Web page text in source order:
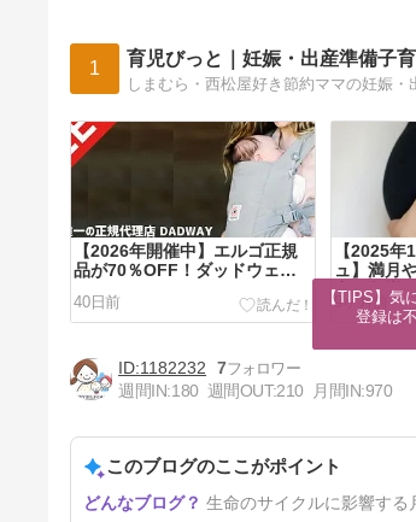
1 育児びっと｜妊娠・出産準備子
しまむら・西松屋好き節約ママの妊娠
【2026年開催中】エルゴ正規
品が70％OFF！ダッドウェイ
セール
40日前
【2025
ュ】満月
産が急増
9ヶ月前
【期間限定半額】牛乳嫌いの子
供も飲めるマルサンアイ豆乳の
1182232
7
週間IN:180 週間OUT:210 月間IN:970
このブログのここがポイント
生命のサイクルに影響する
【TIPS】気
登録は